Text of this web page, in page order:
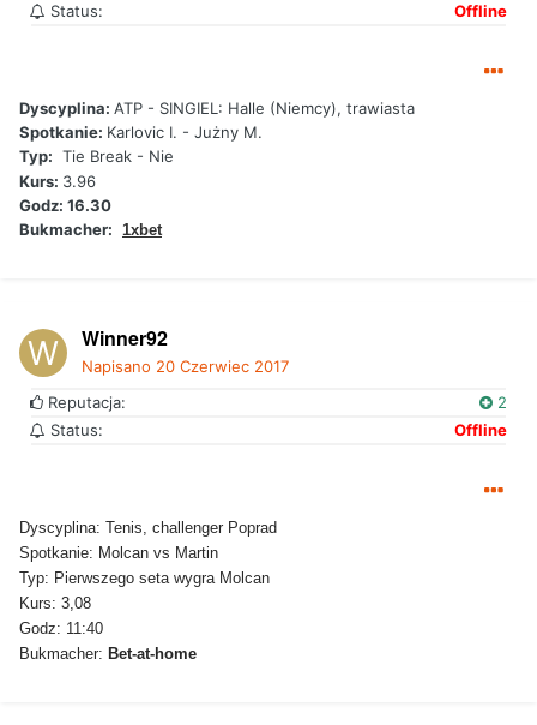
Status:
Offline
Dyscyplina: ATP - SINGIEL: Halle (Niemcy), trawiasta
Spotkanie: Karlovic I. - Jużny M.
Typ: Tie Break - Nie
Kurs: 3.96
Godz: 16.30
Bukmacher: 1xbet
Winner92
Napisano 20 Czerwiec 2017
Reputacja:
2
Status:
Offline
Dyscyplina: Tenis, challenger Poprad
Spotkanie: Molcan vs Martin
Typ: Pierwszego seta wygra Molcan
Kurs: 3,08
Godz: 11:40
Bukmacher: Bet-at-home